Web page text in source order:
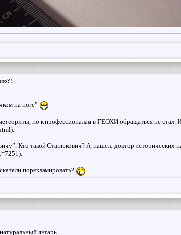
на ноге”
но к профессионалам в ГЕОХИ обращаться не стал.
Кто такой Станюкович? А, нашёл: доктор исторических
порекламировать?
янтарь.